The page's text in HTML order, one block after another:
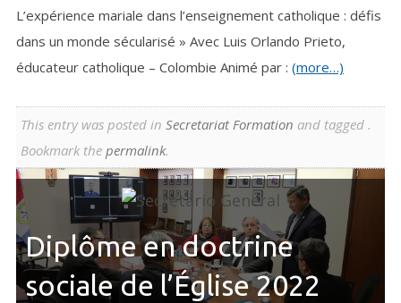
L’expérience mariale dans l’enseignement catholique : défis
dans un monde sécularisé » Avec Luis Orlando Prieto,
éducateur catholique – Colombie Animé par : (more…)
This entry was posted in Secretariat Formation and tagged .
Bookmark the permalink.
Diplôme en doctrine
sociale de l’Église 2022